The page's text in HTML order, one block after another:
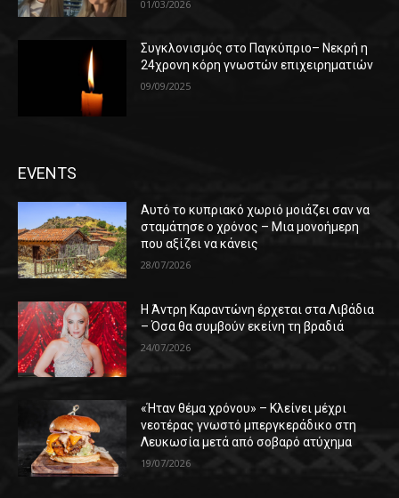
01/03/2026
Συγκλονισμός στο Παγκύπριο– Νεκρή η
24χρονη κόρη γνωστών επιχειρηματιών
09/09/2025
EVENTS
Αυτό το κυπριακό χωριό μοιάζει σαν να
σταμάτησε ο χρόνος – Μια μονοήμερη
που αξίζει να κάνεις
28/07/2026
Η Άντρη Καραντώνη έρχεται στα Λιβάδια
– Όσα θα συμβούν εκείνη τη βραδιά
24/07/2026
«Ήταν θέμα χρόνου» – Κλείνει μέχρι
νεοτέρας γνωστό μπεργκεράδικο στη
Λευκωσία μετά από σοβαρό ατύχημα
19/07/2026